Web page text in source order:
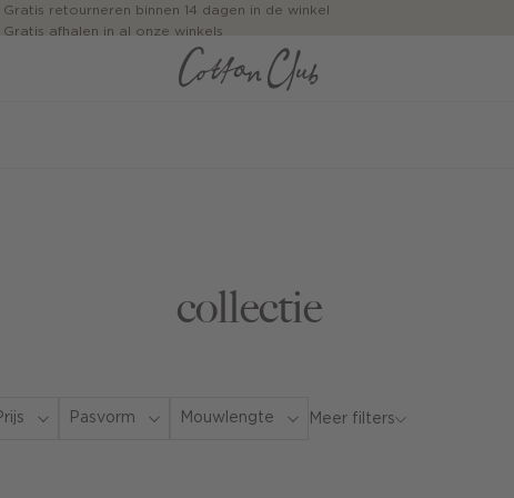
Gratis retourneren binnen 14 dagen in de winkel
Gratis afhalen in al onze winkels
Jouw bestelling wordt binnen 1 tot 5 dagen bezorgd
Betaal zoals jij wilt: o.a. iDEAL | Wero, Riverty, Apple pay & creditcard
collectie
Pasvorm Mouwlengte Meer filters